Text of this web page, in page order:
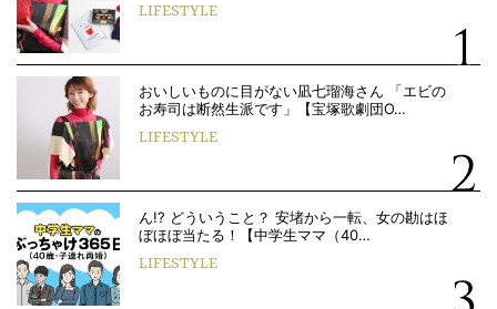
LIFESTYLE
おいしいものに目がない凪七瑠海さん 「エビの
お寿司は断然生派です」【宝塚歌劇団O…
LIFESTYLE
ん!? どういうこと？ 安堵から一転、女の勘はほ
ぼほぼ当たる！【中学生ママ（40…
LIFESTYLE